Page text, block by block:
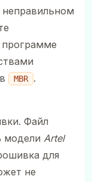
программе
MBR .
Файл
модели Artel
для
не